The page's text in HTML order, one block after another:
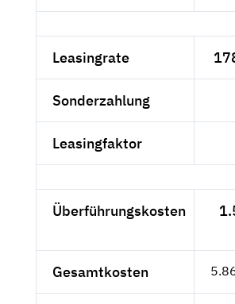
Leasingrate
Sonderzahlung
Leasingfaktor
Überführungskosten
Gesamtkosten